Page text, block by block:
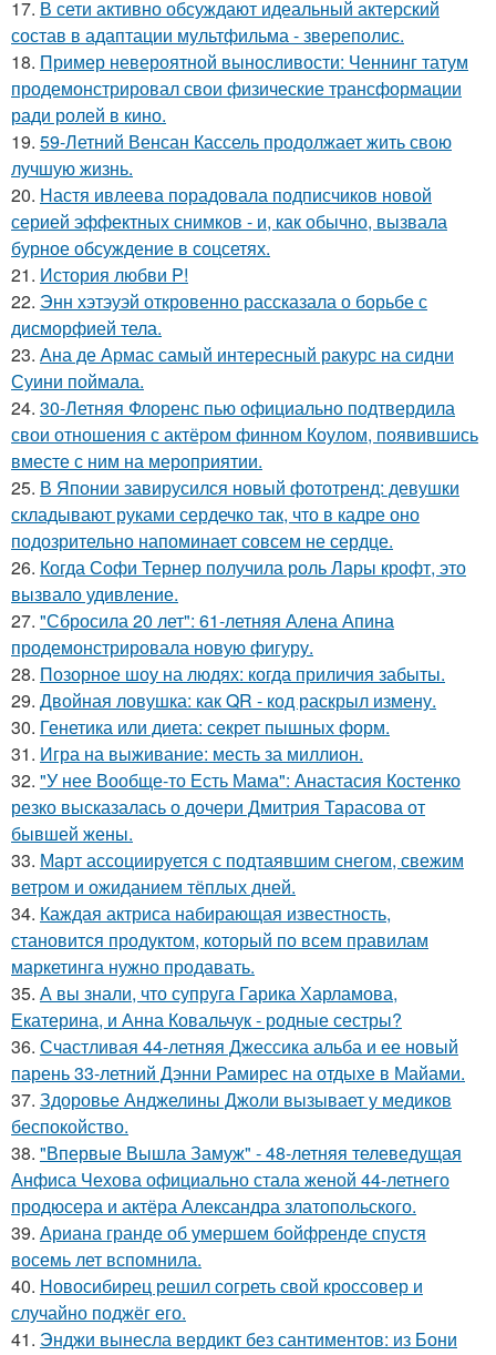
17. В сети активно обсуждают идеальный актерский
состав в адаптации мультфильма - звереполис.
18. Пример невероятной выносливости: Ченнинг татум
продемонстрировал свои физические трансформации
ради ролей в кино.
19. 59-Летний Венсан Кассель продолжает жить свою
лучшую жизнь.
20. Настя ивлеева порадовала подписчиков новой
серией эффектных снимков - и, как обычно, вызвала
бурное обсуждение в соцсетях.
21. История любви P!
22. Энн хэтэуэй откровенно рассказала о борьбе с
дисморфией тела.
23. Ана де Армас самый интересный ракурс на сидни
Суини поймала.
24. 30-Летняя Флоренс пью официально подтвердила
свои отношения с актёром финном Коулом, появившись
вместе с ним на мероприятии.
25. В Японии завирусился новый фототренд: девушки
складывают руками сердечко так, что в кадре оно
подозрительно напоминает совсем не сердце.
26. Когда Софи Тернер получила роль Лары крофт, это
вызвало удивление.
27. "Сбросила 20 лет": 61-летняя Алена Апина
продемонстрировала новую фигуру.
28. Позорное шоу на людях: когда приличия забыты.
29. Двойная ловушка: как QR - код раскрыл измену.
30. Генетика или диета: секрет пышных форм.
31. Игра на выживание: месть за миллион.
32. "У нее Вообще-то Есть Мама": Анастасия Костенко
резко высказалась о дочери Дмитрия Тарасова от
бывшей жены.
33. Март ассоциируется с подтаявшим снегом, свежим
ветром и ожиданием тёплых дней.
34. Каждая актриса набирающая известность,
становится продуктом, который по всем правилам
маркетинга нужно продавать.
35. А вы знали, что супруга Гарика Харламова,
Екатерина, и Анна Ковальчук - родные сестры?
36. Счастливая 44-летняя Джессика альба и ее новый
парень 33-летний Дэнни Рамирес на отдыхе в Майами.
37. Здоровье Анджелины Джоли вызывает у медиков
беспокойство.
38. "Впервые Вышла Замуж" - 48-летняя телеведущая
Анфиса Чехова официально стала женой 44-летнего
продюсера и актёра Александра златопольского.
39. Ариана гранде об умершем бойфренде спустя
восемь лет вспомнила.
40. Новосибирец решил согреть свой кроссовер и
случайно поджёг его.
41. Энджи вынесла вердикт без сантиментов: из Бони